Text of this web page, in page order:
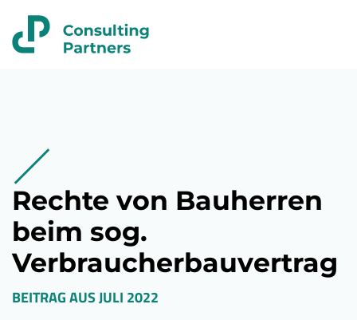
Rechte von Bauherren
beim sog.
Verbraucherbauvertrag
BEITRAG AUSJULI 2022